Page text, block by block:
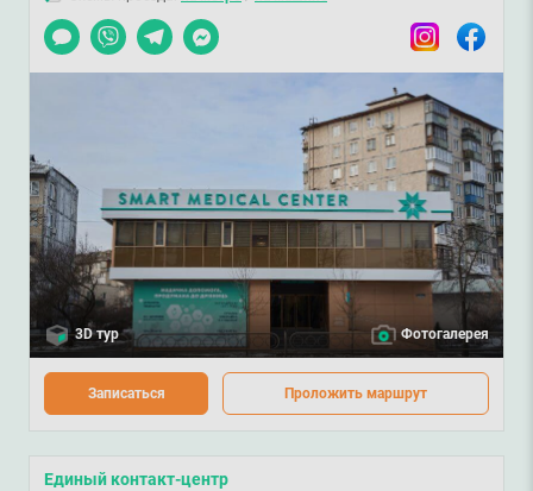
Чат
Viber TelegramMessenger InstagramFacebook
3D тур Фотогалерея
Записаться Проложить маршрут
Единый контакт-центр